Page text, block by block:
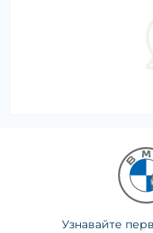
Узнавайте